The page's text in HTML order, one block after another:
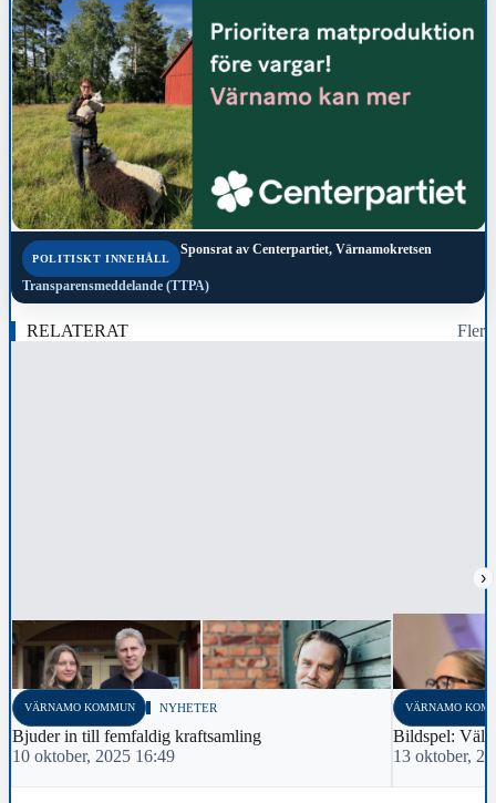
POLITISKT INNEHÅLL
Sponsrat av Centerpartiet, Värnamokretsen
Transparensmeddelande (TTPA)
RELATERAT Fler
›
VÄRNAMO KOMMUN NYHETER
Bjuder in till femfaldig kraftsamling
10 oktober, 2025 16:49
VÄRNAMO
Bildspel:
13 oktober,